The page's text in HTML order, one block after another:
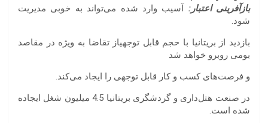
بازآفرینی اعتبار: آسیب وارد شده می‌تواند به خوبی مدیریت
شود.
بازدید از بریتانیا با حجم قابل توجهیاز تقاضا به ویژه در مقاصد
بومی روبرو خواهد شد
و فرصت‌های کسب و کار قابل توجهی را ایجاد می‌کند.
در صنعت هتل‌داری و گردشگری بریتانیا 4.5 میلیون شغل ایجاده
شده است.